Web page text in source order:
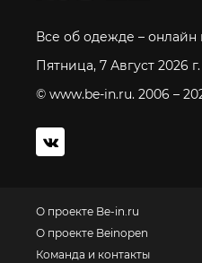
Все об одежде – онлайн
Пятница, 7 Август 2026 г.
© www.be-in.ru. 2006 –
О проекте Be-in.ru
О проекте Beinopen
Команда и контакты